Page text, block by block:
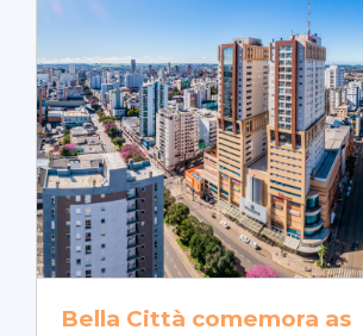
Bella Città comemora as